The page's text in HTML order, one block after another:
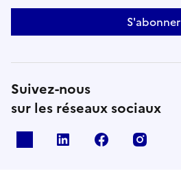
S'abonner
Suivez-nous
sur les réseaux sociaux
Linkedin Facebook